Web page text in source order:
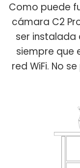
Como puede
cámara C2
ser instalada
siempre que
red WiFi. No